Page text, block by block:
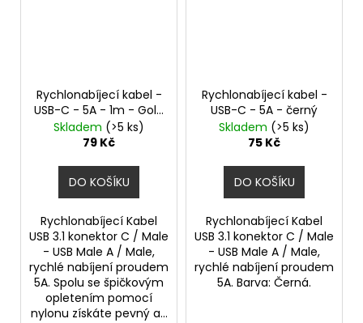
Rychlonabíjecí kabel -
USB-C - 5A - 1m - Gold
opletený
Skladem (>5 ks)
79 Kč
DO KOŠÍKU
Rychlonabíjecí Kabel
USB 3.1 konektor C / Male
- USB Male A / Male,
rychlé nabíjení proudem
5A. Spolu se špičkovým
opletením pomocí
nylonu získáte pevný a...
Rychlonabíjecí kabel -
USB-C - 5A - černý
Skladem (>5 ks)
75 Kč
DO KOŠÍKU
Rychlonabíjecí Kabel
USB 3.1 konektor C / Male
- USB Male A / Male,
rychlé nabíjení proudem
5A. Barva: Černá.